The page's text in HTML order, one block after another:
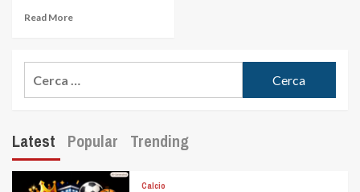
Read More
Latest Popular Trending
Calcio